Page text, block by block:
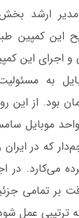
ارشد
این کمپین
و اجرای این
به
ماه واحد
که در
می‌کارد. در
بر تمامی
ترتیبی عمل